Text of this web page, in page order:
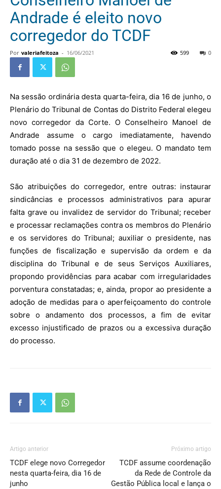
Andrade é eleito novo
corregedor do TCDF
Por valeriafeitoza - 16/06/2021 0
599
Na sessão ordinária desta quarta-feira, dia 16 de junho, o
Plenário do Tribunal de Contas do Distrito Federal elegeu
novo corregedor da Corte. O Conselheiro Manoel de
Andrade assume o cargo imediatamente, havendo
tomado posse na sessão que o elegeu. O mandato tem
duração até o dia 31 de dezembro de 2022.
São atribuições do corregedor, entre outras: instaurar
sindicâncias e processos administrativos para apurar
falta grave ou invalidez de servidor do Tribunal; receber
e processar reclamações contra os membros do Plenário
e os servidores do Tribunal; auxiliar o presidente, nas
funções de fiscalização e supervisão da ordem e da
disciplina do Tribunal e de seus Serviços Auxiliares,
propondo providências para acabar com irregularidades
porventura constatadas; e, ainda, propor ao presidente a
adoção de medidas para o aperfeiçoamento do controle
sobre o andamento dos processos, a fim de evitar
excesso injustificado de prazos ou a excessiva duração
do processo.
Artigo anterior
TCDF elege novo Corregedor
nesta quarta-feira, dia 16 de
junho
Próximo artigo
TCDF assume coordenação
da Rede de Controle da
Gestão Pública local e lança o